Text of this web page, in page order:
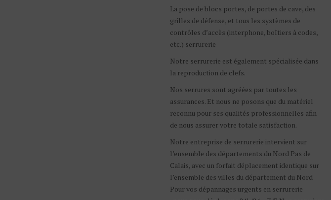
La pose de blocs portes, de portes de cave, des
grilles de défense, et tous les systèmes de
contrôles d’accès (interphone, boîtiers à codes,
etc.) serrurerie
Notre serrurerie est également spécialisée dans
la reproduction de clefs.
Nos serrures sont agréées par toutes les
assurances. Et nous ne posons que du matériel
reconnu pour ses qualités professionnelles afin
de nous assurer votre totale satisfaction.
Notre entreprise de serrurerie intervient sur
l’ensemble des départements du Nord Pas de
Calais, avec un forfait déplacement identique sur
l’ensemble des villes du département du Nord
Pour vos dépannages urgents en serrurerie